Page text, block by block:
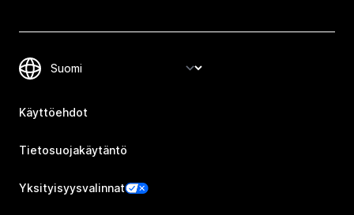
Käyttöehdot
Tietosuojakäytäntö
Yksityisyysvalinnat